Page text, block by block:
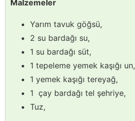
Malzemeler
Yarım tavuk göğsü,
2 su bardağı su,
1 su bardağı süt,
1 tepeleme yemek kaşığı un,
1 yemek kaşığı tereyağ,
1 çay bardağı tel şehriye,
Tuz,